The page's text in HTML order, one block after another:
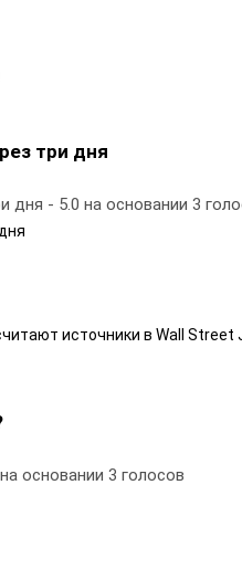
три дня
дня - 5.0 на основании 3
источники в Wall Street
на основании 3 голосов